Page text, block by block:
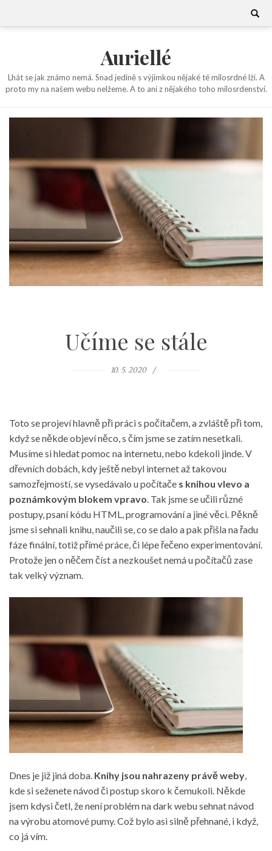
Search
Auriellé
Lhát se jak známo nemá. Snad jedině s výjimkou nějaké té milosrdné lži. A
proto my na našem webu nelžeme. A to ani z nějakého toho milosrdenství.
Učíme se stále
10. 5. 2020
Toto se projeví hlavně při práci s počítačem, a zvláště při tom,
když se někde objeví něco, s čím jsme se zatím nesetkali.
Musíme si hledat pomoc na internetu, nebo kdekoli jinde. V
dřevních dobách, kdy ještě nebyl internet až takovou
samozřejmostí, se vysedávalo u počítače s knihou vlevo a
poznámkovým blokem vpravo. Tak jsme se učili různé
postupy, psaní kódu HTML, programování a jiné věci. Pěkně
jsme si sehnali knihu, naučili se, co se dalo a pak přišla na řadu
fáze finální, totiž přímé práce, či lépe řečeno experimentování.
Protože jen o něčem číst a nezkoušet nemá u počítačů zase
tak velký význam.
Dnes je již jiná doba. Knihy jsou nahrazeny právě weby,
kde si seženete návod či postup skoro k čemukoli. Někde
jsem kdysi četl, že není problém na dark webu sehnat návod
na výrobu atomové pumy. Což bylo asi silně přehnané, i když,
co já vím.